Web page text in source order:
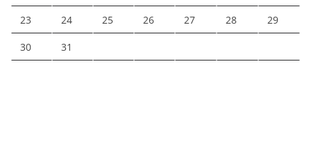
23 24 25 26 27 28 29
30 31